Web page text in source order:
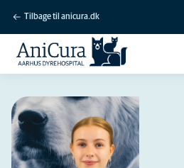
Tilbage til anicura.dk